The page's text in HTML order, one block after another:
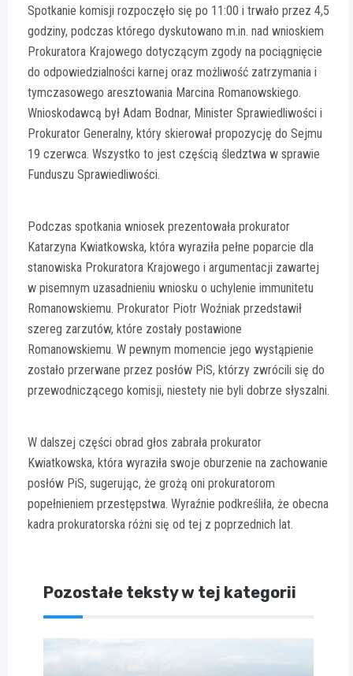
Spotkanie komisji rozpoczęło się po 11:00 i trwało przez 4,5
godziny, podczas którego dyskutowano m.in. nad wnioskiem
Prokuratora Krajowego dotyczącym zgody na pociągnięcie
do odpowiedzialności karnej oraz możliwość zatrzymania i
tymczasowego aresztowania Marcina Romanowskiego.
Wnioskodawcą był Adam Bodnar, Minister Sprawiedliwości i
Prokurator Generalny, który skierował propozycję do Sejmu
19 czerwca. Wszystko to jest częścią śledztwa w sprawie
Funduszu Sprawiedliwości.
Podczas spotkania wniosek prezentowała prokurator
Katarzyna Kwiatkowska, która wyraziła pełne poparcie dla
stanowiska Prokuratora Krajowego i argumentacji zawartej
w pisemnym uzasadnieniu wniosku o uchylenie immunitetu
Romanowskiemu. Prokurator Piotr Woźniak przedstawił
szereg zarzutów, które zostały postawione
Romanowskiemu. W pewnym momencie jego wystąpienie
zostało przerwane przez posłów PiS, którzy zwrócili się do
przewodniczącego komisji, niestety nie byli dobrze słyszalni.
W dalszej części obrad głos zabrała prokurator
Kwiatkowska, która wyraziła swoje oburzenie na zachowanie
posłów PiS, sugerując, że grożą oni prokuratorom
popełnieniem przestępstwa. Wyraźnie podkreśliła, że obecna
kadra prokuratorska różni się od tej z poprzednich lat.
Pozostałe teksty w tej kategorii